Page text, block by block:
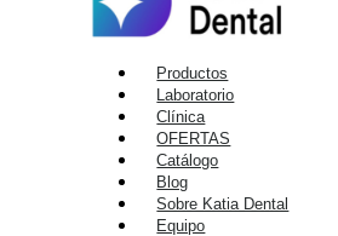
Productos
Laboratorio
Clínica
OFERTAS
Catálogo
Blog
Sobre Katia Dental
Equipo